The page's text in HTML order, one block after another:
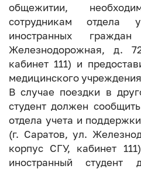
общежитии,
сотрудникам отдела
иностранных
Железнодорожная, д.
кабинет 111) и
медицинского
В случае поездки в
студент должен
отдела учета и
(г. Саратов, ул.
корпус СГУ, кабинет
иностранный студент